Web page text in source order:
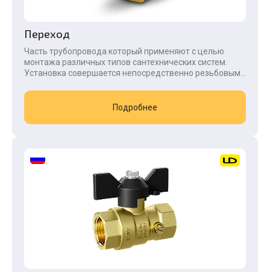
Переход
Часть трубопровода который применяют с целью
монтажа различных типов сантехнических систем.
Установка совершается непосредственно резьбовым...
Подробнее